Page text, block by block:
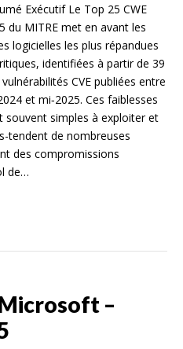
Exécutif Le Top 25 CWE
du MITRE met en avant les
logicielles les plus répandues
identifiées à partir de 39
CVE publiées entre
et mi‑2025. Ces faiblesses
souvent simples à exploiter et
tendent de nombreuses
des compromissions
de…
–